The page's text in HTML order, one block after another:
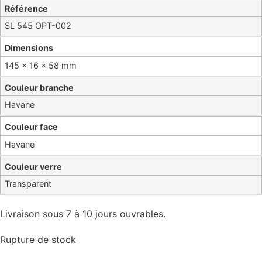
Référence
SL 545 OPT-002
Dimensions
145 × 16 × 58 mm
Couleur branche
Havane
Couleur face
Havane
Couleur verre
Transparent
Livraison sous 7 à 10 jours ouvrables.
Rupture de stock